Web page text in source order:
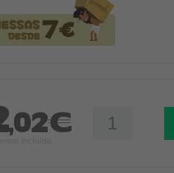
,02€